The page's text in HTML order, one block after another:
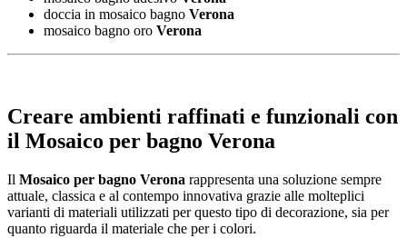
doccia in mosaico bagno Verona
mosaico bagno oro Verona
Creare ambienti raffinati e funzionali con
il Mosaico per bagno Verona
Il Mosaico per bagno Verona rappresenta una soluzione sempre
attuale, classica e al contempo innovativa grazie alle molteplici
varianti di materiali utilizzati per questo tipo di decorazione, sia per
quanto riguarda il materiale che per i colori.